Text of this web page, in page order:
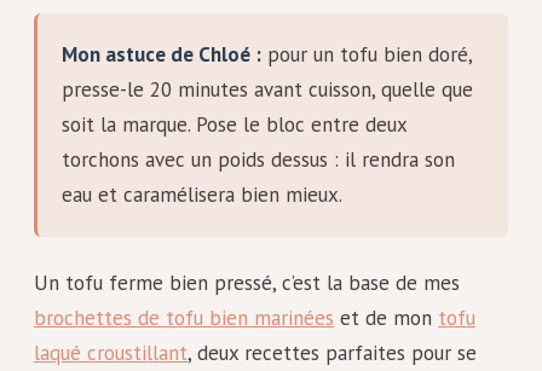
Mon astuce de Chloé : pour un tofu bien doré,
presse-le 20 minutes avant cuisson, quelle que
soit la marque. Pose le bloc entre deux
torchons avec un poids dessus : il rendra son
eau et caramélisera bien mieux.
Un tofu ferme bien pressé, c’est la base de mes
brochettes de tofu bien marinées et de mon tofu
laqué croustillant, deux recettes parfaites pour se